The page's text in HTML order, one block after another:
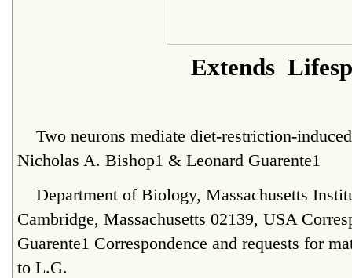
Extends
Two neurons mediate diet-restriction-
Nicholas A. Bishop1 & Leonard Guarente1
Department of Biology, Massachusetts
Cambridge, Massachusetts 02139, USA
Guarente1 Correspondence and requests for
to L.G.